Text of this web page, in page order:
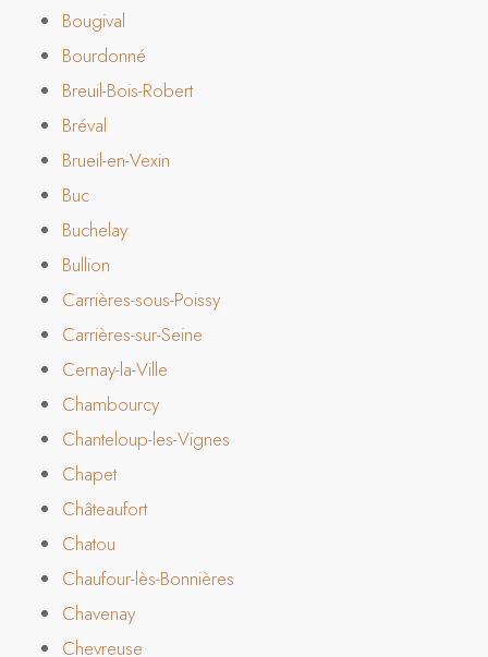
Bougival
Bourdonné
Breuil-Bois-Robert
Bréval
Brueil-en-Vexin
Buc
Buchelay
Bullion
Carrières-sous-Poissy
Carrières-sur-Seine
Cernay-la-Ville
Chambourcy
Chanteloup-les-Vignes
Chapet
Châteaufort
Chatou
Chaufour-lès-Bonnières
Chavenay
Chevreuse